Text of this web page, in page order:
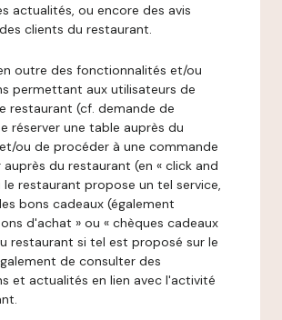
actualités, ou encore des avis
clients du restaurant.
outre des fonctionnalités et/ou
permettant aux utilisateurs de
restaurant (cf. demande de
réserver une table auprès du
ou de procéder à une commande
du restaurant (en « click and
le restaurant propose un tel service,
bons cadeaux (également
d'achat » ou « chèques cadeaux
restaurant si tel est proposé sur le
de consulter des
et actualités en lien avec l'activité